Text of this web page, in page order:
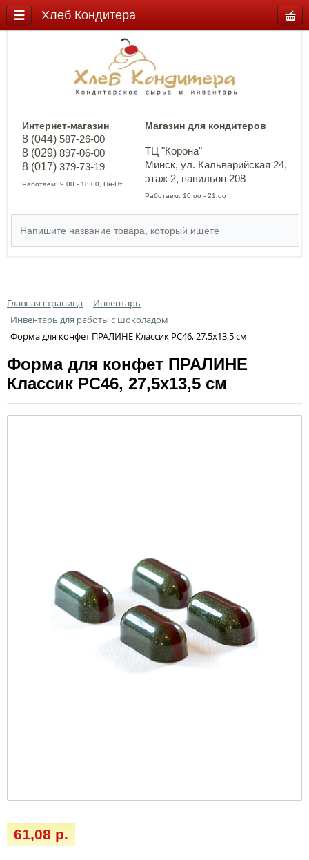
Интернет-магазин
8 (044) 587-26-00
8 (029) 897-06-00
8 (017) 379-73-19
Работаем: 9.00 - 18.00, Пн-Пт
Магазин для кондитеров
ТЦ "Корона"
Минск, ул. Кальварийская 24,
этаж 2, павильон 208
Работаем: 10.оо - 21.оо
Главная страница
Инвентарь
Инвентарь для работы с шоколадом
Форма для конфет ПРАЛИНЕ Классик PC46, 27,5х13,5 см
Форма для конфет ПРАЛИНЕ
Классик PC46, 27,5х13,5 см
61,08 р.
Хлеб Кондитера